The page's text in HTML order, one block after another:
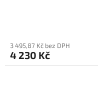
3 495,87 Kč bez DPH
4 230 Kč